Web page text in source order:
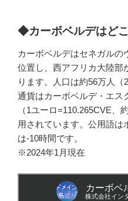
◆カーボベルデはど
カーボベルデはセネガルの
位置し、西アフリカ大陸部
ります。人口は約56万人
通貨はカーボベルデ・エス
（1ユーロ=110.265CVE
用されています。公用語は
は-10時間です。
※2024年1月現在